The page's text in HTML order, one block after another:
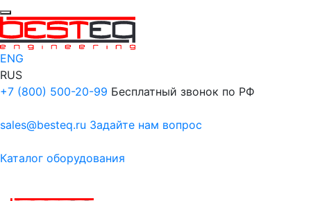
ENG
RUS
+7 (800) 500-20-99 Бесплатный звонок по РФ
sales@besteq.ru Задайте нам вопрос
Каталог оборудования